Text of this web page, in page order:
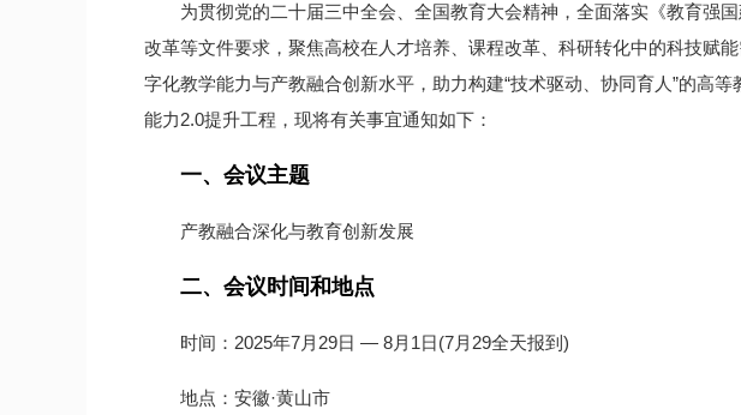
为贯彻党的二十届三中全会、全国教育大会精神，全面落实《教育强
改革等文件要求，聚焦高校在人才培养、课程改革、科研转化中的科技赋
字化教学能力与产教融合创新水平，助力构建“技术驱动、协同育人”的高
能力2.0提升工程，现将有关事宜通知如下：
一、会议主题
产教融合深化与教育创新发展
二、会议时间和地点
时间：2025年7月29日 — 8月1日(7月29全天报到)
地点：安徽·黄山市